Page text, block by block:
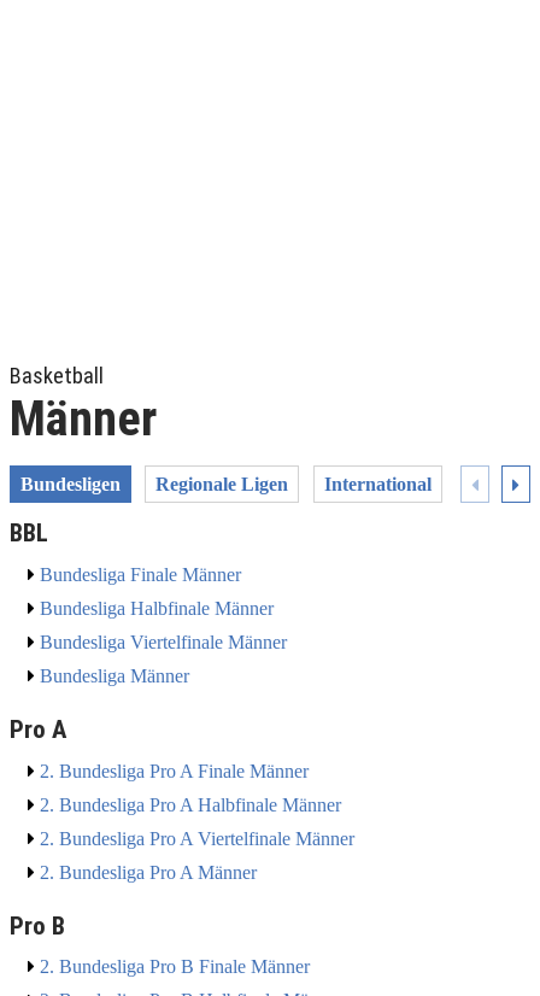
Basketball
Männer
Bundesligen Regionale Ligen International Pokal
BBL
Bundesliga Finale Männer
Bundesliga Halbfinale Männer
Bundesliga Viertelfinale Männer
Bundesliga Männer
Pro A
2. Bundesliga Pro A Finale Männer
2. Bundesliga Pro A Halbfinale Männer
2. Bundesliga Pro A Viertelfinale Männer
2. Bundesliga Pro A Männer
Pro B
2. Bundesliga Pro B Finale Männer